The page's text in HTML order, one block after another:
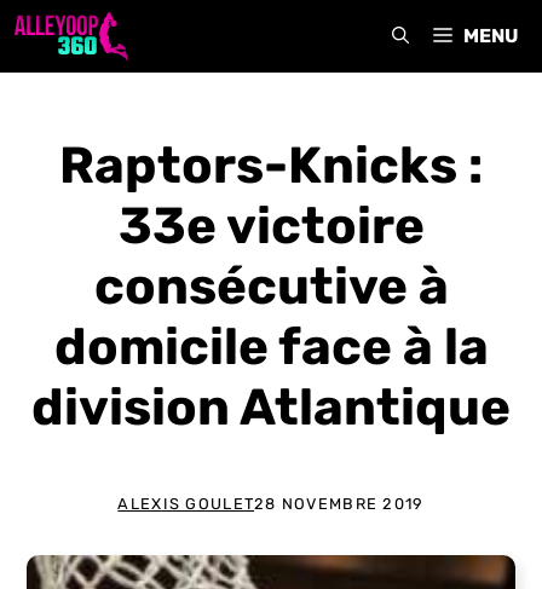
Aller
MENU
Raptors-Knicks :
33e victoire
consécutive à
domicile face à la
division Atlantique
ALEXIS GOULET28 NOVEMBRE 2019